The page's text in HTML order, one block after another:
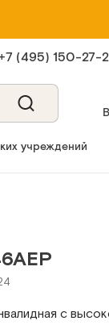
(495)
учреждений
с